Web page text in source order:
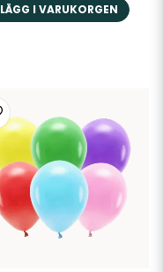
LÄGG I VARUKORGEN